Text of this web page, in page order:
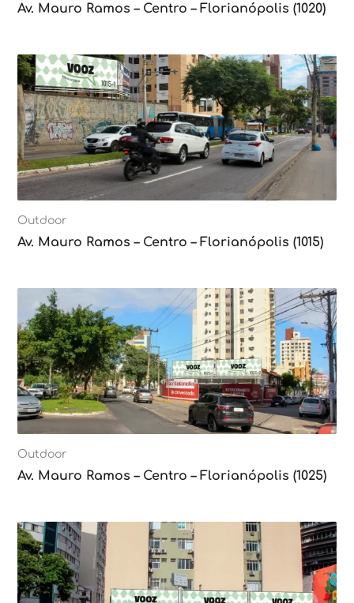
Av. Mauro Ramos – Centro – Florianópolis (1020)
Outdoor
Av. Mauro Ramos – Centro – Florianópolis (1015)
Outdoor
Av. Mauro Ramos – Centro – Florianópolis (1025)